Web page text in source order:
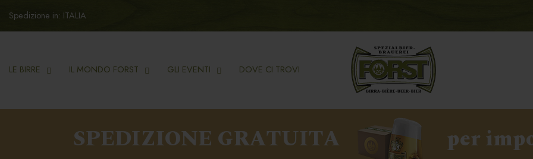
Spedizione in: ITALIA
LE BIRRE IL MONDO FORST GLI EVENTI DOVE CI TROVI
SPEDIZIONE GRATUITA per